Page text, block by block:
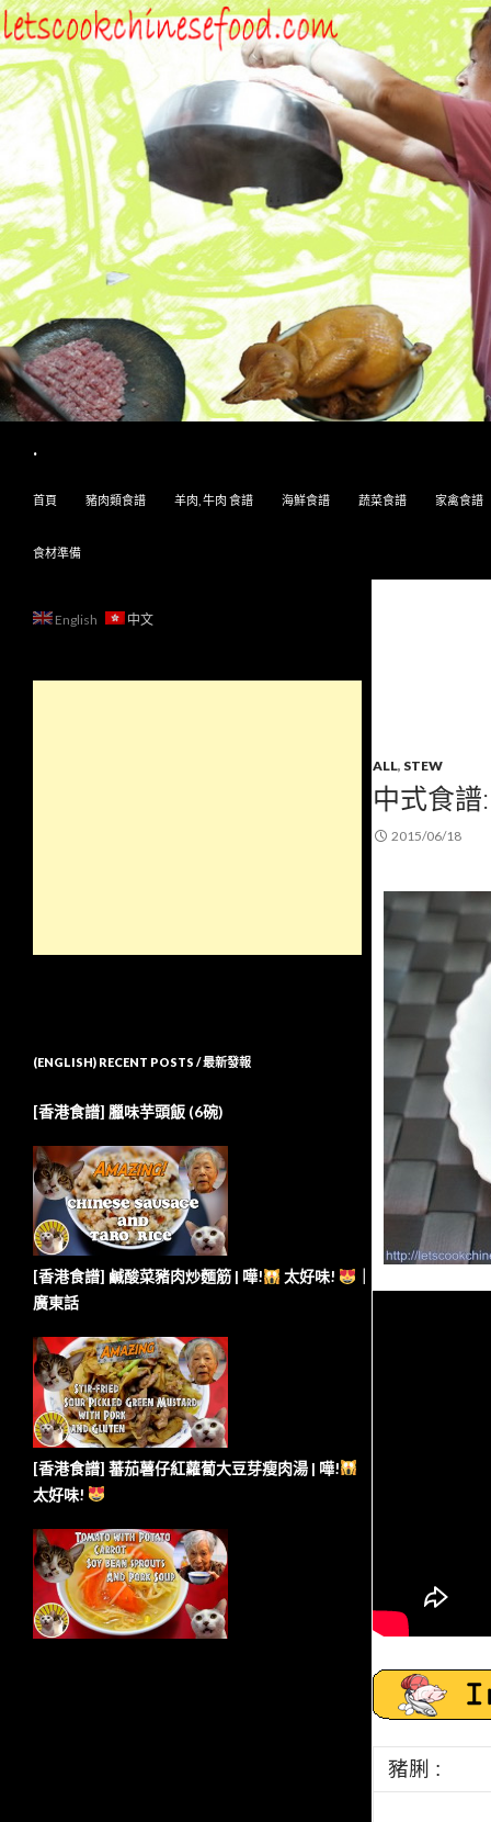
.
首頁
豬肉類食譜 羊肉, 牛肉 食譜 海鮮食譜 蔬菜食譜 家禽食譜
食材準備
ALL, STEW
中式食譜
2015/06/18
豬脷 :
English 中文
(ENGLISH) RECENT POSTS / 最新發報
[香港食譜] 臘味芋頭飯 (6碗)
[香港食譜] 鹹酸菜豬肉炒麵筋 | 嘩! 太好味!
廣東話
[香港食譜] 蕃茄薯仔紅蘿蔔大豆芽瘦肉湯 | 嘩!
太好味!